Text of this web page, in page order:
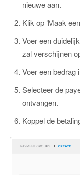
nieuwe aan.
Klik op ‘Maak
Voer een
zal verschijnen
Voer een bedrag
Selecteer de
ontvangen.
Koppel de